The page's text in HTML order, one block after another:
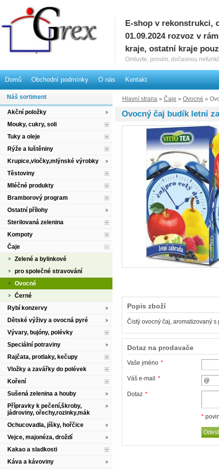
Hlavní strana » Čaje » Ovocné »
Ovocný čaj budík letní
Popis zboží
Čistý ovocný čaj, aromatizovaný s
Dotaz na prodavače
Vaše jméno *
Váš e-mail *
Dotaz *
*
Náš sortiment
Akční položky
Mouky, cukry, soli
Tuky a oleje
Rýže a luštěniny
Krupice,vločky,mlýnské výrobky
Těstoviny
Mléčné produkty
Bramborový program
Ostatní přílohy
Sterilovaná zelenina
Kompoty
Čaje
Zelené a bylinkové
pro společné stravování
Ovocné
Černé
Rybí konzervy
Dětské výživy a ovocná pyré
Vývary, bujóny, polévky
Speciální potraviny
Rajčata, protlaky, kečupy
Vložky a zavářky do polévek
Koření
Sušená zelenina a houby
Přípravky k pečení,škroby,
jádroviny, ořechy,rozinky,mák
Ochucovadla, jíšky, hořčice
Vejce, majonéza, droždí
Kakao a sladkosti
Káva a kávoviny
G
E-shop v rekonstrukci,
01.09.2024 rozvoz v
kraje, ostatní kraje
Omluvte, prosím, dočasnou
Domů Obchodní podmínky O nás Kontakt